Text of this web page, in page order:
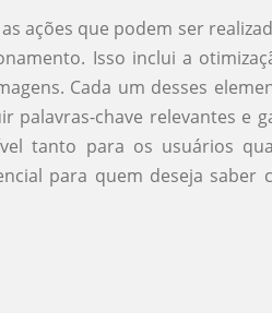
ações que podem ser
Isso inclui a
Cada um desses
palavras-chave relevantes e
tanto para os usuários
para quem deseja saber